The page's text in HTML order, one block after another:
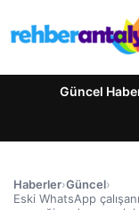
Güncel
Haberler›Güncel›
Eski WhatsApp